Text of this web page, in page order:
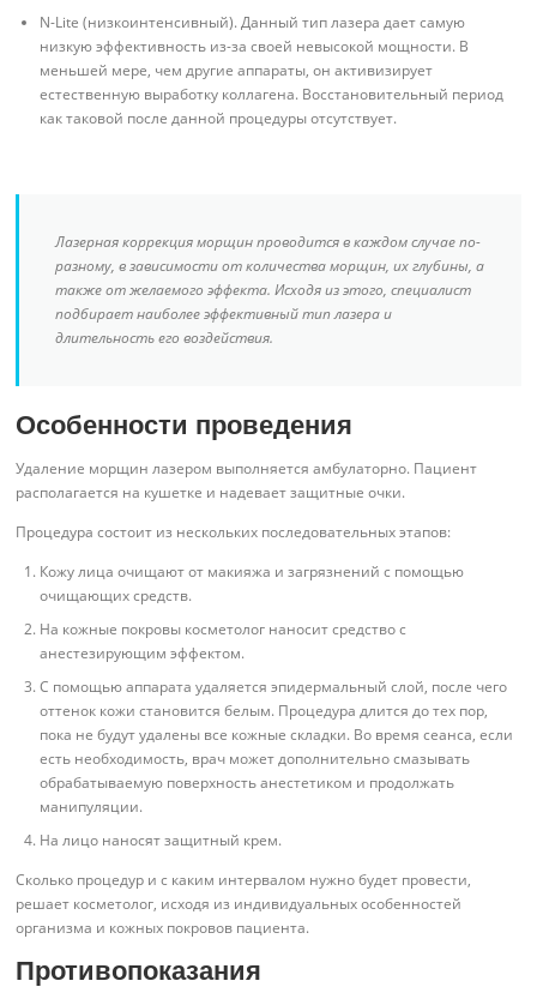
N-Lite (низкоинтенсивный). Данный тип лазера дает самую
низкую эффективность из-за своей невысокой мощности. В
меньшей мере, чем другие аппараты, он активизирует
естественную выработку коллагена. Восстановительный период
как таковой после данной процедуры отсутствует.
Лазерная коррекция морщин проводится в каждом случае по-
разному, в зависимости от количества морщин, их глубины, а
также от желаемого эффекта. Исходя из этого, специалист
подбирает наиболее эффективный тип лазера и
длительность его воздействия.
Особенности проведения
Удаление морщин лазером выполняется амбулаторно. Пациент
располагается на кушетке и надевает защитные очки.
Процедура состоит из нескольких последовательных этапов:
Кожу лица очищают от макияжа и загрязнений с помощью
очищающих средств.
На кожные покровы косметолог наносит средство с
анестезирующим эффектом.
С помощью аппарата удаляется эпидермальный слой, после чего
оттенок кожи становится белым. Процедура длится до тех пор,
пока не будут удалены все кожные складки. Во время сеанса, если
есть необходимость, врач может дополнительно смазывать
обрабатываемую поверхность анестетиком и продолжать
манипуляции.
На лицо наносят защитный крем.
Сколько процедур и с каким интервалом нужно будет провести,
решает косметолог, исходя из индивидуальных особенностей
организма и кожных покровов пациента.
Противопоказания